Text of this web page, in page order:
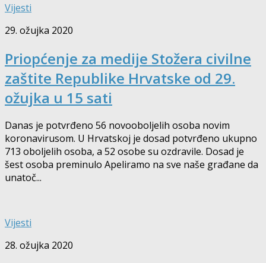
Vijesti
29. ožujka 2020
Priopćenje za medije Stožera civilne
zaštite Republike Hrvatske od 29.
ožujka u 15 sati
Danas je potvrđeno 56 novooboljelih osoba novim
koronavirusom. U Hrvatskoj je dosad potvrđeno ukupno
713 oboljelih osoba, a 52 osobe su ozdravile. Dosad je
šest osoba preminulo Apeliramo na sve naše građane da
unatoč...
Vijesti
28. ožujka 2020